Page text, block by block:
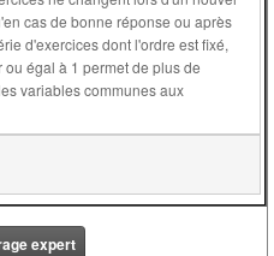
de plus de
variables communes aux
expert